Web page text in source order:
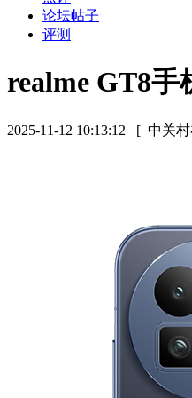
论坛帖子
评测
realme GT8手
2025-11-12 10:13:12 [ 中关